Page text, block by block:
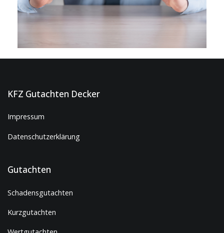
KFZ Gutachten Decker
Impressum
Datenschutzerklärung
Gutachten
Schadensgutachten
Kurzgutachten